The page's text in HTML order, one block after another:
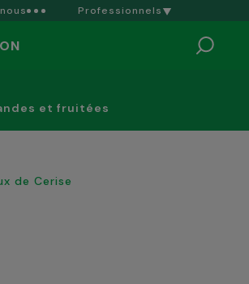
Professionnels
et fruitées
de Cerise